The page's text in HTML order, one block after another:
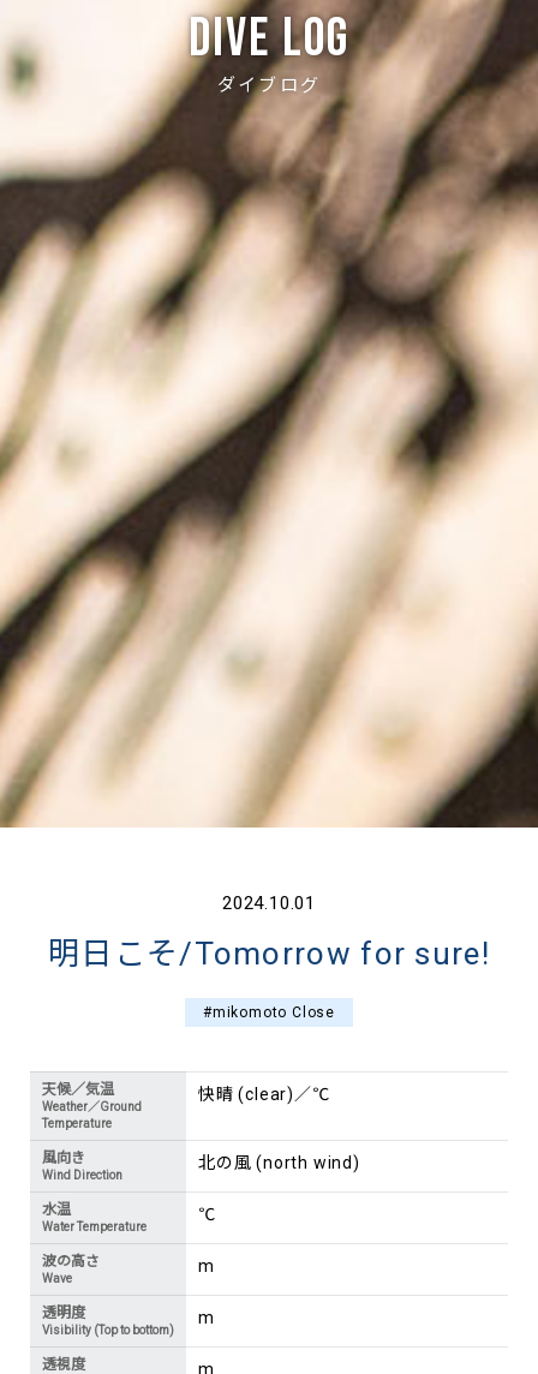
Dive log
ダイブログ
2024.10.01
明日こそ/Tomorrow for sure!
#mikomoto Close
天候／気温
Weather／Ground
Temperature
快晴 (clear)／℃
風向き
Wind Direction
北の風 (north wind)
水温
Water Temperature
℃
波の高さ
Wave
m
透明度
Visibility (Top to bottom)
m
透視度 m